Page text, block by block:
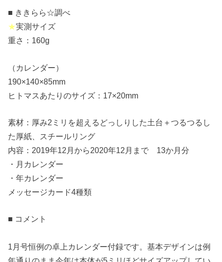
■ ききらら☆調べ
★実測サイズ
重さ：160g
（カレンダー）
190×140×85mm
ヒトマスあたりのサイズ：17×20mm
素材：厚み2ミリを超えるどっしりした土台＋つるつるし
た厚紙、スチールリング
内容：2019年12月から2020年12月まで 13か月分
・月カレンダー
・年カレンダー
メッセージカード4種類
■ コメント
1月号恒例の卓上カレンダー付録です。基本デザインは例